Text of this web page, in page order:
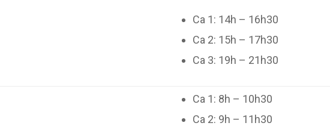
Ca 1: 14h – 16h30
Ca 2: 15h – 17h30
Ca 3: 19h – 21h30
Ca 1: 8h – 10h30
Ca 2: 9h – 11h30